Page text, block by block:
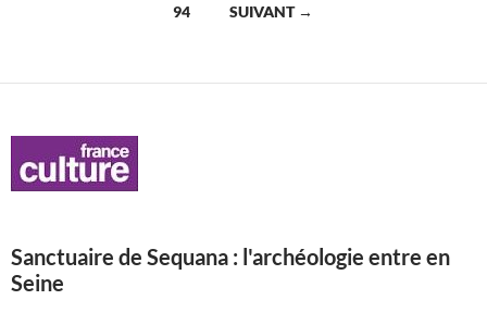
94 SUIVANT →
Sanctuaire de Sequana : l'archéologie entre en
Seine